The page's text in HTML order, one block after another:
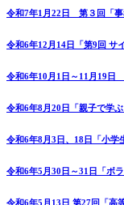
令和7年1月22日 第３回「事
令和6年12月14日「第9回 サ
令和6年10月1日～11月19日
令和6年8月20日「親子で学
令和6年8月3日、18日「小学
令和6年5月30日～31日「ボ
令和6年5月13日 第27回「高